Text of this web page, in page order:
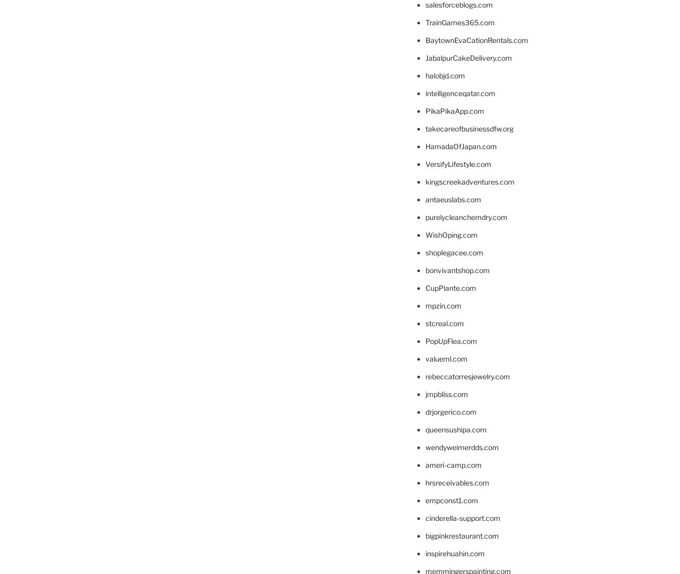
salesforceblogs.com
TrainGames365.com
BaytownEvaCationRentals.com
JabalpurCakeDelivery.com
halobjd.com
intelligenceqatar.com
PikaPikaApp.com
takecareofbusinessdfw.org
HamadaOfJapan.com
VersifyLifestyle.com
kingscreekadventures.com
antaeuslabs.com
purelycleanchemdry.com
WishOping.com
shoplegacee.com
bonvivantshop.com
CupPlante.com
mpzin.com
stcreal.com
PopUpFlea.com
valueml.com
rebeccatorresjewelry.com
jmpbliss.com
drjorgerico.com
queensushipa.com
wendyweimerdds.com
ameri-camp.com
hrsreceivables.com
empconst1.com
cinderella-support.com
bigpinkrestaurant.com
inspirehuahin.com
memmingerspainting.com